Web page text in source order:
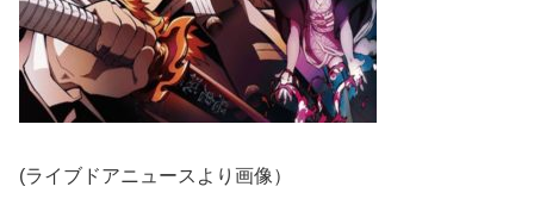
(ライブドアニュースより画像）